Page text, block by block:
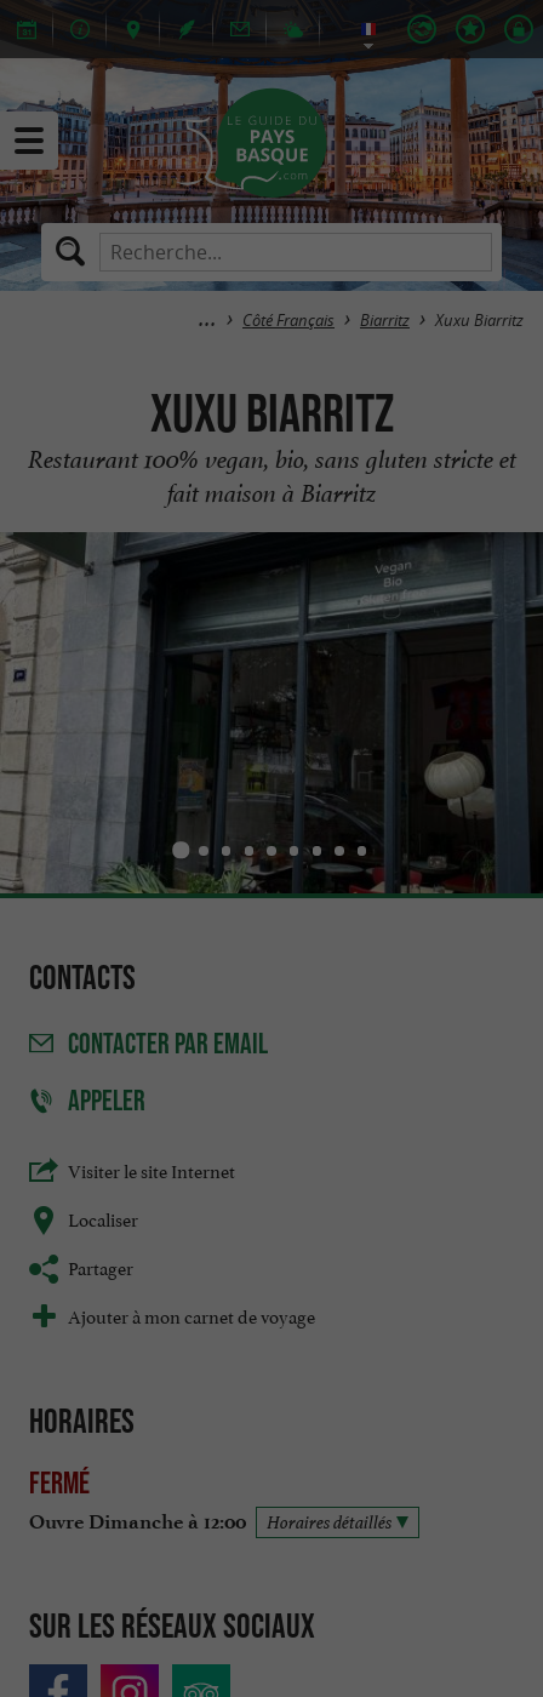
Côté Français Biarritz Xuxu Biarritz
Xuxu Biarritz
Restaurant 100% vegan, bio, sans gluten stricte et
fait maison à Biarritz
Contacts
CONTACTER PAR EMAIL
APPELER
Visiter le site Internet
Localiser
Partager
Ajouter à mon carnet de voyage
Horaires
Fermé
Ouvre Dimanche à 12:00 Horaires détaillés
Sur les réseaux sociaux